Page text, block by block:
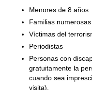
Menores de 8 años
Familias numerosas
Víctimas del
Periodistas
Personas con
gratuitamente la
cuando sea
visita).